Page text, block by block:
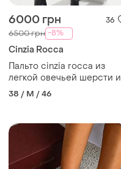
6000 грн 36
6500 грн -8%
Cinzia Rocca
Пальто cinzia rocca из
легкой овечьей шерсти и
альпаки с воротником
стойкой
38 / M / 46